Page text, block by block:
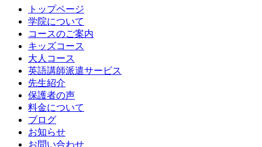
トップページ
学院について
コースのご案内
キッズコース
大人コース
英語講師派遣サービス
先生紹介
保護者の声
料金について
ブログ
お知らせ
お問い合わせ